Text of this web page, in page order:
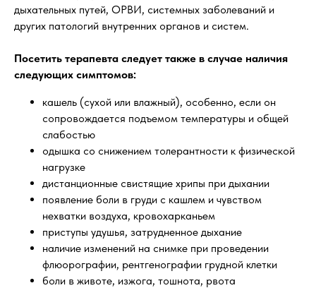
дыхательных путей, ОРВИ, системных заболеваний и
других патологий внутренних органов и систем.
Посетить терапевта следует также в случае наличия
следующих симптомов:
кашель (сухой или влажный), особенно, если он
сопровождается подъемом температуры и общей
слабостью
одышка со снижением толерантности к физической
нагрузке
дистанционные свистящие хрипы при дыхании
появление боли в груди с кашлем и чувством
нехватки воздуха, кровохарканьем
приступы удушья, затрудненное дыхание
наличие изменений на снимке при проведении
флюорографии, рентгенографии грудной клетки
боли в животе, изжога, тошнота, рвота